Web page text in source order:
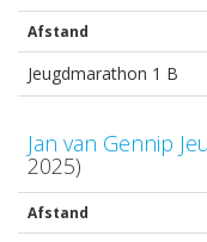
Afstand
Jeugdmarathon 1 B
Jan van Gennip
2025)
Afstand